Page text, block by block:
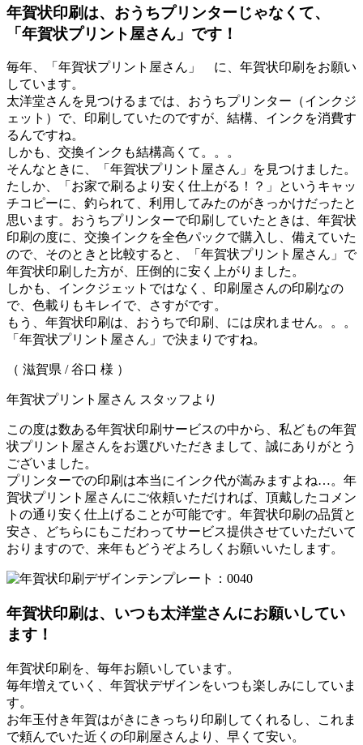
年賀状印刷は、おうちプリンターじゃなくて、
「年賀状プリント屋さん」です！
毎年、「年賀状プリント屋さん」 に、年賀状印刷をお願い
しています。
太洋堂さんを見つけるまでは、おうちプリンター（インクジ
ェット）で、印刷していたのですが、結構、インクを消費す
るんですね。
しかも、交換インクも結構高くて。。。
そんなときに、「年賀状プリント屋さん」を見つけました。
たしか、「お家で刷るより安く仕上がる！？」というキャッ
チコピーに、釣られて、利用してみたのがきっかけだったと
思います。おうちプリンターで印刷していたときは、年賀状
印刷の度に、交換インクを全色パックで購入し、備えていた
ので、そのときと比較すると、「年賀状プリント屋さん」で
年賀状印刷した方が、圧倒的に安く上がりました。
しかも、インクジェットではなく、印刷屋さんの印刷なの
で、色載りもキレイで、さすがです。
もう、年賀状印刷は、おうちで印刷、には戻れません。。。
「年賀状プリント屋さん」で決まりですね。
（ 滋賀県 / 谷口 様 ）
年賀状プリント屋さん スタッフより
この度は数ある年賀状印刷サービスの中から、私どもの年賀
状プリント屋さんをお選びいただきまして、誠にありがとう
ございました。
プリンターでの印刷は本当にインク代が嵩みますよね…。年
賀状プリント屋さんにご依頼いただければ、頂戴したコメン
トの通り安く仕上げることが可能です。年賀状印刷の品質と
安さ、どちらにもこだわってサービス提供させていただいて
おりますので、来年もどうぞよろしくお願いいたします。
年賀状印刷は、いつも太洋堂さんにお願いしてい
ます！
年賀状印刷を、毎年お願いしています。
毎年増えていく、年賀状デザインをいつも楽しみにしていま
す。
お年玉付き年賀はがきにきっちり印刷してくれるし、これま
で頼んでいた近くの印刷屋さんより、早くて安い。